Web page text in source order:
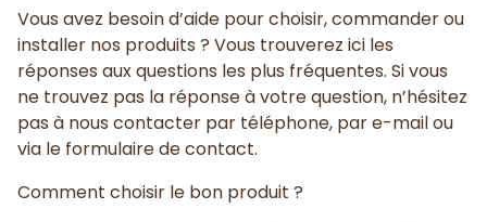
Vous avez besoin d’aide pour choisir, commander ou
installer nos produits ? Vous trouverez ici les
réponses aux questions les plus fréquentes. Si vous
ne trouvez pas la réponse à votre question, n’hésitez
pas à nous contacter par téléphone, par e-mail ou
via le formulaire de contact.
Comment choisir le bon produit ?